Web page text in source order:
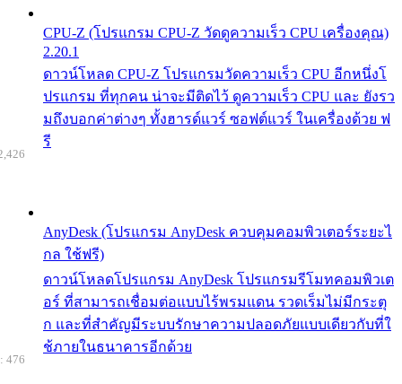
CPU-Z (โปรแกรม CPU-Z วัดดูความเร็ว CPU เครื่องคุณ)
2.20.1
ดาวน์โหลด CPU-Z โปรแกรมวัดความเร็ว CPU อีกหนึ่งโ
ปรแกรม ที่ทุกคน น่าจะมีติดไว้ ดูความเร็ว CPU และ ยังรว
มถึงบอกค่าต่างๆ ทั้งฮารด์แวร์ ซอฟต์แวร์ ในเครื่องด้วย ฟ
รี
AnyDesk (โปรแกรม AnyDesk ควบคุมคอมพิวเตอร์ระยะไ
กล ใช้ฟรี)
ดาวน์โหลดโปรแกรม AnyDesk โปรแกรมรีโมทคอมพิวเต
อร์ ที่สามารถเชื่อมต่อแบบไร้พรมแดน รวดเร็มไม่มีกระตุ
ก และที่สำคัญมีระบบรักษาความปลอดภัยแบบเดียวกับที่ใ
ช้ภายในธนาคารอีกด้วย
476